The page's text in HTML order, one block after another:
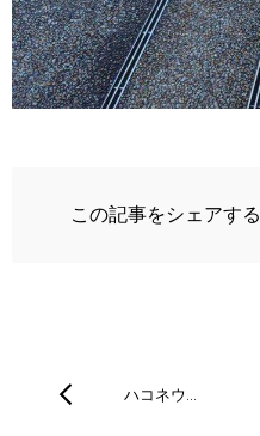
この記事をシェアする
ハコネウ…